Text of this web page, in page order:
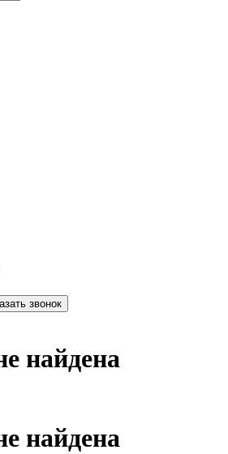
звонок
найдена
найдена